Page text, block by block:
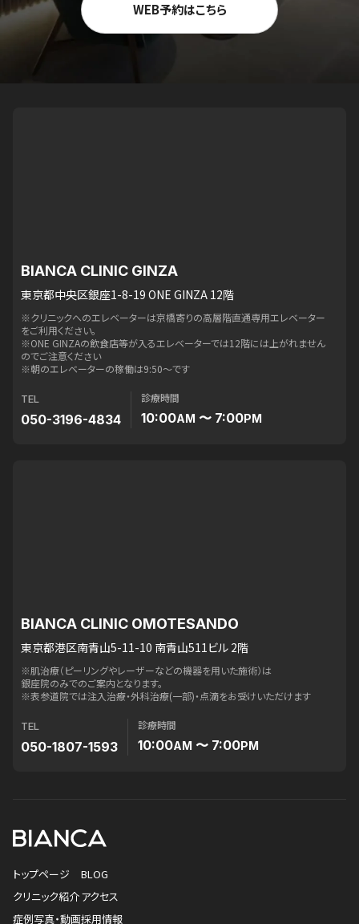
WEB予約はこちら
BIANCA CLINIC GINZA
東京都中央区銀座1-8-19 ONE GINZA 12階
※クリニックへのエレベーターは京橋寄りの高層階直通専用エレベーター
をご利用ください。
※ONE GINZAの飲食店等が入るエレベーターでは12階には上がれません
のでご注意ください
※朝のエレベーターの稼働は9:50〜です
TEL
050-3196-4834
診療時間
10:00AM 〜 7:00PM
BIANCA CLINIC OMOTESANDO
東京都港区南青山5-11-10 南青山511ビル 2階
※肌治療（ピーリングやレーザーなどの機器を用いた施術）は
銀座院のみでのご案内となります。
※表参道院では注入治療・外科治療(一部)・点滴をお受けいただけます
TEL
050-1807-1593
診療時間
10:00AM 〜 7:00PM
トップページ
クリニック紹介
症例写真・動画
BLOG
アクセス
採用情報